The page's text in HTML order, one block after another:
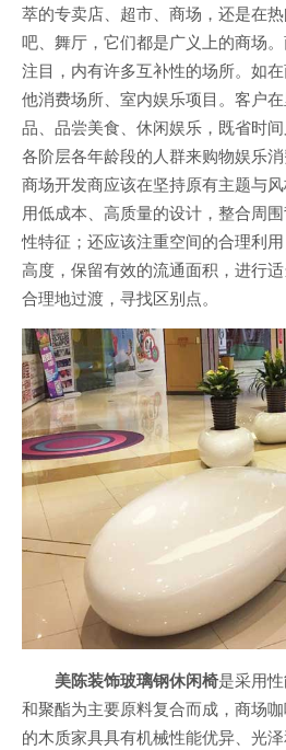
萃的专卖店、超市、商场，还是在
吧、舞厅，它们都是广义上的商场
注目，内有许多互补性的场所。如
他消费场所、室内娱乐项目。客户
品、品尝美食、休闲娱乐，既省时
各阶层各年龄段的人群来购物娱乐消
商场开发商应该在坚持原有主题与
用低成本、高质量的设计，整合周
性特征；还应该注重空间的合理利
高度，保留有效的流通面积，进行
合理地过渡，寻找区别点。
美陈装饰玻璃钢休闲椅是采用
和聚酯为主要原料复合而成，商场
的木质家具具有机械性能优异、光